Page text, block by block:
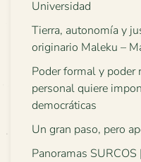
Universidad
Tierra, autonomía y
originario Maleku –
Poder formal y poder
personal quiere
democráticas
Un gran paso, pero
Panoramas